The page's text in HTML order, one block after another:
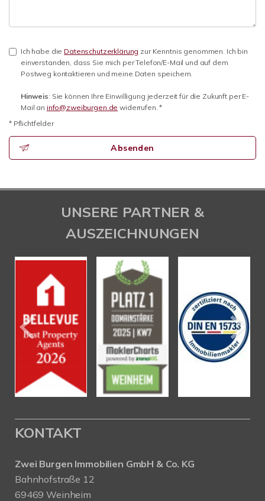
Ich habe die Datenschutzerklärung zur Kenntnis genommen. Ich bin
einverstanden, dass Sie mich per Telefon/E-Mail und auf dem
Postweg kontaktieren und meine Daten speichern.
Hinweis: Sie können Ihre Einwilligung jederzeit für die Zukunft per E-
Mail an info@zweiburgen.de widerrufen. *
* Pflichtfelder
Absenden
UNSERE PARTNER &
AUSZEICHNUNGEN
KONTAKT
Zwei Burgen Immobilien GmbH & Co. KG
Bahnhofstraße 12
69469 Weinheim